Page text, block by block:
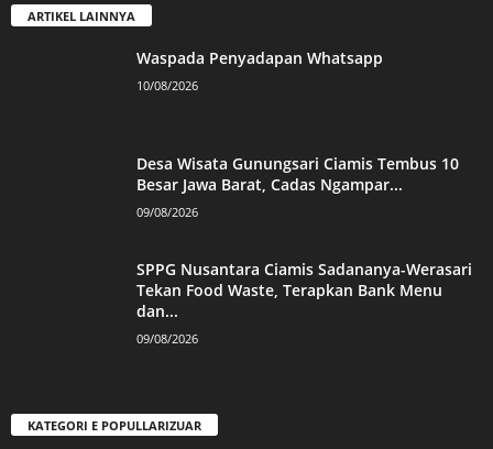
ARTIKEL LAINNYA
Waspada Penyadapan Whatsapp
10/08/2026
Desa Wisata Gunungsari Ciamis Tembus 10
Besar Jawa Barat, Cadas Ngampar...
09/08/2026
SPPG Nusantara Ciamis Sadananya-Werasari
Tekan Food Waste, Terapkan Bank Menu
dan...
09/08/2026
KATEGORI E POPULLARIZUAR